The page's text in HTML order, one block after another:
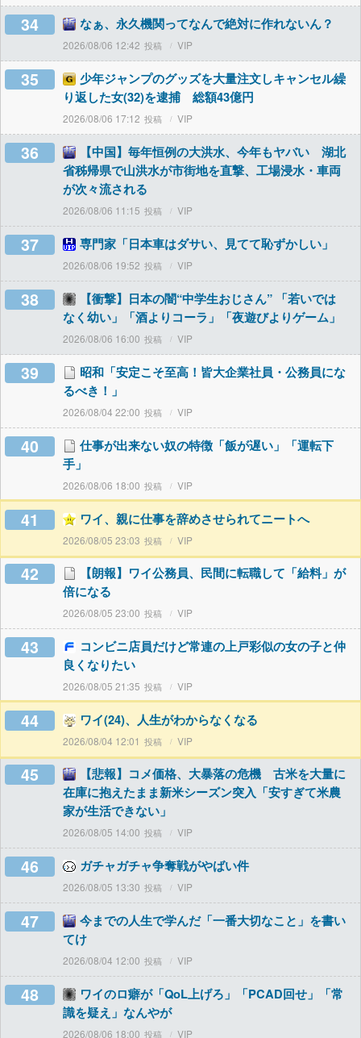
34 なぁ、永久機関ってなんで絶対に作れないん？
2026/08/06 12:42 VIP
35
少年ジャンプのグッズを大量注文しキャンセル繰
り返した女(32)を逮捕 総額43億円
2026/08/06 17:12 VIP
36
【中国】毎年恒例の大洪水、今年もヤバい 湖北
省秭帰県で山洪水が市街地を直撃、工場浸水・車両
が次々流される
2026/08/06 11:15 VIP
37 専門家「日本車はダサい、見てて恥ずかしい」
2026/08/06 19:52 VIP
38
【衝撃】日本の闇“中学生おじさん” 「若いでは
なく幼い」「酒よりコーラ」「夜遊びよりゲーム」
2026/08/06 16:00 VIP
39
昭和「安定こそ至高！皆大企業社員・公務員にな
るべき！」
2026/08/04 22:00 VIP
40
仕事が出来ない奴の特徴「飯が遅い」「運転下
手」
2026/08/06 18:00 VIP
41 ワイ、親に仕事を辞めさせられてニートへ
2026/08/05 23:03 VIP
42
【朗報】ワイ公務員、民間に転職して「給料」が
倍になる
2026/08/05 23:00 VIP
43
コンビニ店員だけど常連の上戸彩似の女の子と仲
良くなりたい
2026/08/05 21:35 VIP
44 ワイ(24)、人生がわからなくなる
2026/08/04 12:01 VIP
45
【悲報】コメ価格、大暴落の危機 古米を大量に
在庫に抱えたまま新米シーズン突入「安すぎて米農
家が生活できない」
2026/08/05 14:00 VIP
46 ガチャガチャ争奪戦がやばい件
2026/08/05 13:30 VIP
47
今までの人生で学んだ「一番大切なこと」を書い
てけ
2026/08/04 12:00 VIP
48
ワイのロ癖が「QoL上げろ」「PCAD回せ」「常
識を疑え」なんやが
2026/08/06 18:00 VIP